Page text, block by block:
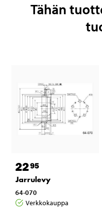
Tähän
2295
Jarrulevy
64-070
Verkkokauppa